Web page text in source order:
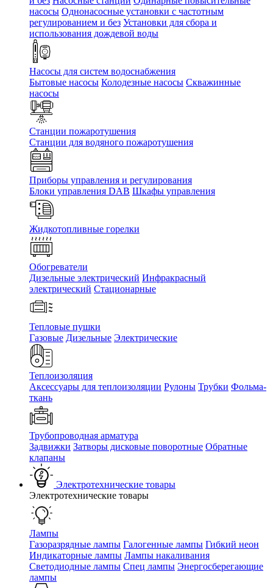
насосы Однонасосные установки с частотным
регулированием и без Установки для сбора и
использования дождевой воды
Насосы для систем водоснабжения
Бытовые насосы Колодезные насосы Скважинные
насосы
Станции пожаротушения
Станции для водяного пожаротушения
Приборы управления и регулирования
Блоки управления DAB Шкафы управления
Жидкотопливные горелки
Обогреватели
Дизельные электрический Инфракрасный
электрический Стационарные
Тепловые пушки
Газовые Дизельные Электрические
Теплоизоляция
Аксессуары для теплоизоляции Рулоны Трубки Фольма-
ткань
Трубопроводная арматура
Задвижки Затворы дисковые поворотные Обратные
клапаны
Электротехнические товары
Электротехнические товары
Лампы
Газоразрядные лампы Галогенные лампы Гибкий неон
Индикаторные лампы Лампы накаливания
Светодиодные лампы Спец лампы Энергосберегающие
лампы